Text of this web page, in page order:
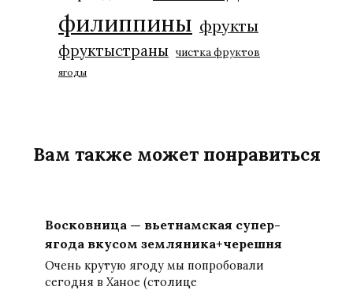
филиппины фрукты
фруктыстраны чистка фруктов
ягоды
Вам также может понравиться
Восковница — вьетнамская супер-
ягода вкусом земляника+черешня
Очень крутую ягоду мы попробовали
сегодня в Ханое (столице